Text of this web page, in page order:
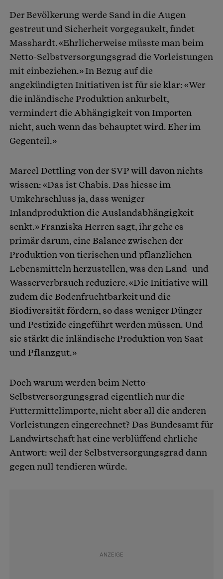
Der Bevölkerung werde Sand in die Augen
gestreut und Sicherheit vorgegaukelt, findet
Masshardt. «Ehrlicherweise müsste man beim
Netto-Selbstversorgungsgrad die Vorleistungen
mit einbeziehen.» In Bezug auf die
angekündigten Initiativen ist für sie klar: «Wer
die inländische Produktion ankurbelt,
vermindert die Abhängigkeit von Importen
nicht, auch wenn das behauptet wird. Eher im
Gegenteil.»
Marcel Dettling von der SVP will davon nichts
wissen: «Das ist Chabis. Das hiesse im
Umkehrschluss ja, dass weniger
Inlandproduktion die Auslandabhängigkeit
senkt.» Franziska Herren sagt, ihr gehe es
primär darum, eine Balance zwischen der
Produktion von tierischen und pflanzlichen
Lebensmitteln herzustellen, was den Land- und
Wasserverbrauch reduziere. «Die Initiative will
zudem die Bodenfruchtbarkeit und die
Biodiversität fördern, so dass weniger Dünger
und Pestizide eingeführt werden müssen. Und
sie stärkt die inländische Produktion von Saat-
und Pflanzgut.»
Doch warum werden beim Netto-
Selbstversorgungsgrad eigentlich nur die
Futtermittelimporte, nicht aber all die anderen
Vorleistungen eingerechnet? Das Bundesamt für
Landwirtschaft hat eine verblüffend ehrliche
Antwort: weil der Selbstversorgungsgrad dann
gegen null tendieren würde.